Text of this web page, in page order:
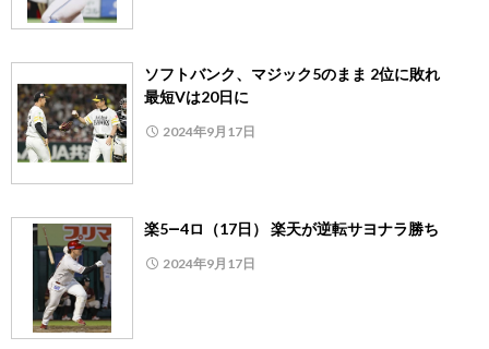
ソフトバンク、マジック5のまま 2位に敗れ
最短Vは20日に
2024年9月17日
楽5―4ロ（17日） 楽天が逆転サヨナラ勝ち
2024年9月17日